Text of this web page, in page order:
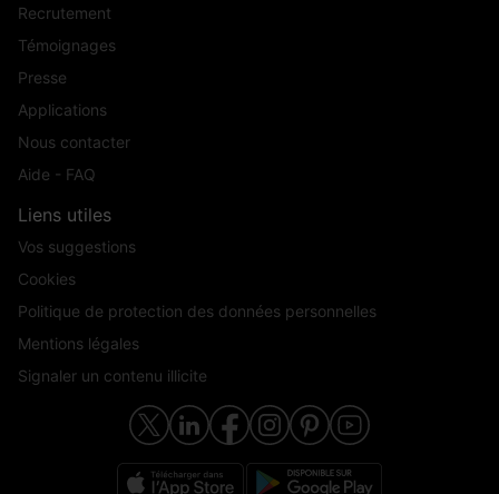
Recrutement
Témoignages
Presse
Applications
Nous contacter
Aide - FAQ
Liens utiles
Vos suggestions
Cookies
Politique de protection des données personnelles
Mentions légales
Signaler un contenu illicite